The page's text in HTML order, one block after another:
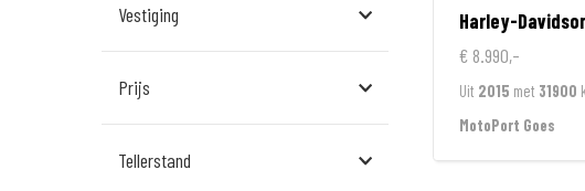
Vestiging
Den Bosch
Prijs
Tellerstand
Harley-
€ 8.990,-
Uit 2015 met 31900
MotoPort Goes